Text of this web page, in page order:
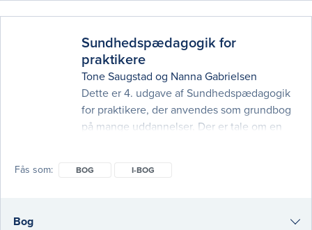
Sundhedspædagogik for
praktikere
Tone Saugstad og Nanna Gabrielsen
Dette er 4. udgave af Sundhedspædagogik
for praktikere, der anvendes som grundbog
på mange uddannelser. Der er tale om en
problemstillinger på en måde, der kan
Fås som BOG I-BOG
Bog